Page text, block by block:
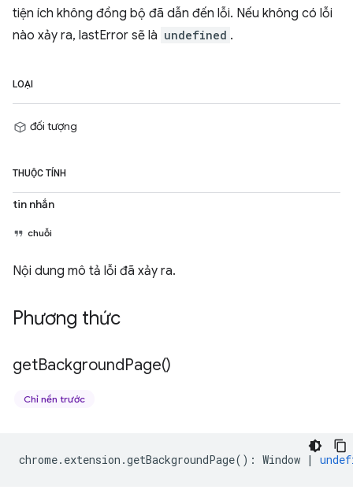
tiện ích không đồng bộ đã dẫn đến lỗi. Nếu không có lỗi
nào xảy ra, lastError sẽ là undefined .
LOẠI
đối tượng
THUỘC TÍNH
tin nhắn
chuỗi
Nội dung mô tả lỗi đã xảy ra.
Phương thức
getBackgroundPage()
Chỉ nền trước
chrome. extension .getBackgroundPage() : Window |